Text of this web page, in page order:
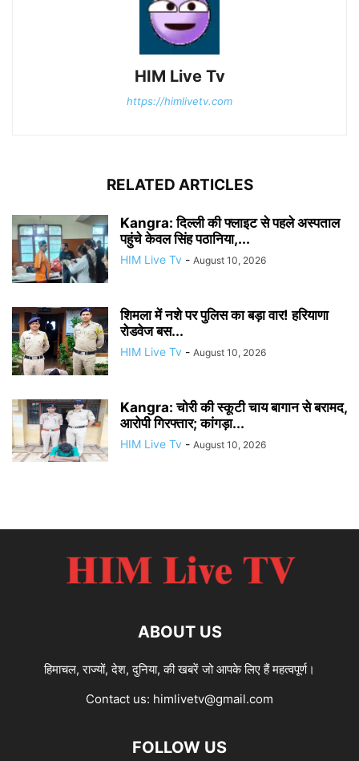
HIM Live Tv
https://himlivetv.com
RELATED ARTICLES
Kangra: दिल्ली की फ्लाइट से पहले अस्पताल
पहुंचे केवल सिंह पठानिया,...
HIM Live Tv - August 10, 2026
शिमला में नशे पर पुलिस का बड़ा वार! हरियाणा
रोडवेज बस...
HIM Live Tv - August 10, 2026
Kangra: चोरी की स्कूटी चाय बागान से बरामद,
आरोपी गिरफ्तार; कांगड़ा...
HIM Live Tv - August 10, 2026
ABOUT US
हिमाचल, राज्यों, देश, दुनिया, की खबरें जो आपके लिए हैं महत्वपूर्ण।
Contact us: himlivetv@gmail.com
FOLLOW US